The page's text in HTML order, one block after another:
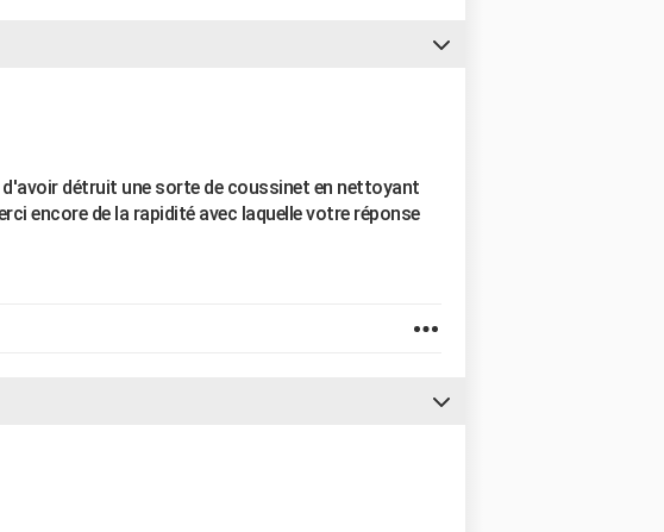
détruit une sorte de coussinet en nettoyant
encore de la rapidité avec laquelle votre réponse